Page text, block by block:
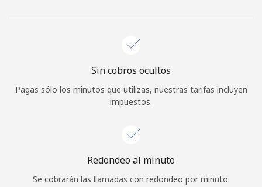
¿Olvidaste tu contraseña? →
Iniciar Sesión
Sin cobros ocultos
Pagas sólo los minutos que utilizas, nuestras tarifas incluyen
impuestos.
Redondeo al minuto
Se cobrarán las llamadas con redondeo por minuto.